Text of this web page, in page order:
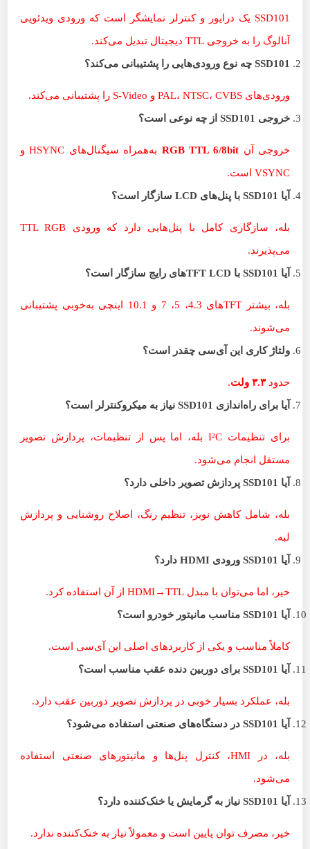
SSD101 یک درایور و کنترلر نمایشگر است که ورودی ویدئویی
آنالوگ را به خروجی TTL دیجیتال تبدیل می‌کند.
SSD101 چه نوع ورودی‌هایی را پشتیبانی می‌کند؟
ورودی‌های PAL، NTSC، CVBS و S-Video را پشتیبانی می‌کند.
خروجی از چه نوعی است؟
خروجی آن RGB TTL 6/8bit به‌همراه سیگنال‌های HSYNC و
VSYNC است.
آیا با پنل‌های سازگار است؟
بله، سازگاری کامل با پنل‌هایی دارد که ورودی TTL RGB
می‌پذیرند.
آیا با های رایج سازگار است؟
بله، بیشتر TFTهای 4.3، 5، 7 و 10.1 اینچی به‌خوبی پشتیبانی
می‌شوند.
ولتاژ کاری این آی‌سی چقدر است؟
حدود۳.۳ ولت.
آیا برای راه‌اندازی نیاز به میکروکنترلر است؟
برای تنظیمات I²C بله، اما پس از تنظیمات، پردازش تصویر
مستقل انجام می‌شود.
آیا پردازش تصویر داخلی دارد؟
بله، شامل کاهش نویز، تنظیم رنگ، اصلاح روشنایی و پردازش
لبه.
آیا ورودی دارد؟
خیر، اما می‌توان با مبدل HDMI→TTL از آن استفاده کرد.
آیا مناسب مانیتور خودرو است؟
کاملاً مناسب و یکی از کاربردهای اصلی این آی‌سی است.
آیا برای دوربین دنده عقب مناسب است؟
بله، عملکرد بسیار خوبی در پردازش تصویر دوربین عقب دارد.
آیا در دستگاه‌های صنعتی استفاده می‌شود؟
بله، در HMI، کنترل پنل‌ها و مانیتورهای صنعتی استفاده
می‌شود.
آیا نیاز به گرمایش یا خنک‌کننده دارد؟
خیر، مصرف توان پایین است و معمولاً نیاز به خنک‌کننده ندارد.